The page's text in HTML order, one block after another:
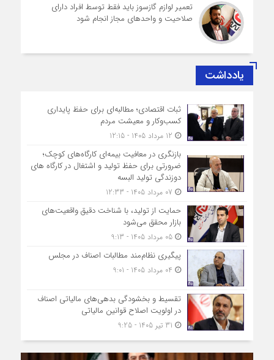
تعمیر لوازم گازسوز باید فقط توسط افراد دارای
صلاحیت و واحدهای مجاز انجام شود
یادداشت
ثبات اقتصادی؛ مطالبه‌ای برای حفظ پایداری
کسب‌وکار و معیشت مردم
بازنگری در معافیت بیمه‌ای کارگاه‌های کوچک؛
ضرورتی برای حفظ تولید و اشتغال در کارگاه های
دوزندگی تولید البسه
حمایت از تولید، با شناخت دقیق واقعیت‌های
بازار محقق می‌شود
05 مرداد 1405 - 9:13
پیگیری نظام‌مند مطالبات اصناف در مجلس
تقسیط و بخشودگی بدهی‌های مالیاتی اصناف
در اولویت اصلاح قوانین مالیاتی